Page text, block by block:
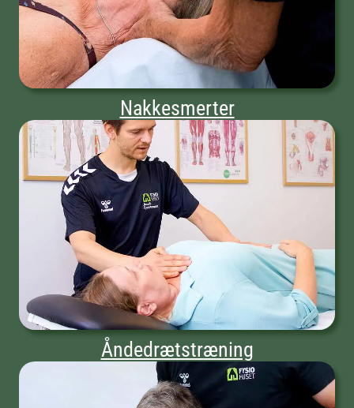
Nakkesmerter
Åndedrætstræning